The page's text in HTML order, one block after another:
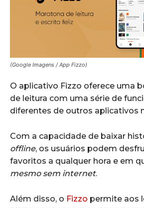
(Google Imagens / App Fizzo)
O aplicativo Fizzo oferece uma
de leitura com uma série de
diferentes de outros aplicativos
Com a capacidade de baixar
offline, os usuários podem
favoritos a qualquer hora e em
mesmo sem internet.
Além disso, o Fizzo permite aos